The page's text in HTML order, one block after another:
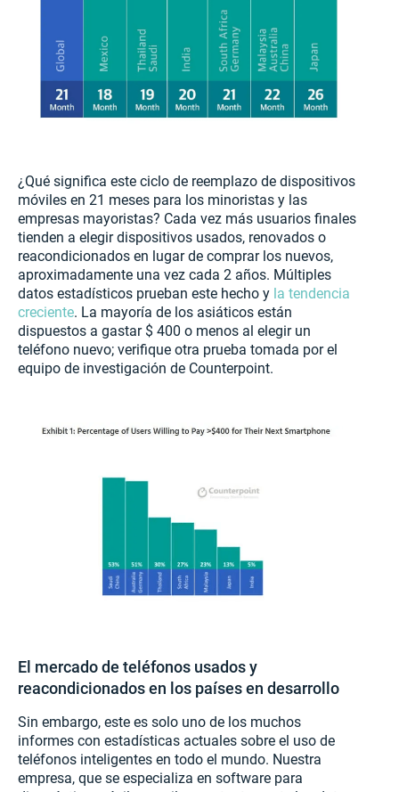
¿Qué significa este ciclo de reemplazo de dispositivos
móviles en 21 meses para los minoristas y las
empresas mayoristas? Cada vez más usuarios finales
tienden a elegir dispositivos usados, renovados o
reacondicionados en lugar de comprar los nuevos,
aproximadamente una vez cada 2 años. Múltiples
datos estadísticos prueban este hecho y la tendencia
creciente. La mayoría de los asiáticos están
dispuestos a gastar $ 400 o menos al elegir un
teléfono nuevo; verifique otra prueba tomada por el
equipo de investigación de Counterpoint.
El mercado de teléfonos usados y
reacondicionados en los países en desarrollo
Sin embargo, este es solo uno de los muchos
informes con estadísticas actuales sobre el uso de
teléfonos inteligentes en todo el mundo. Nuestra
empresa, que se especializa en software para